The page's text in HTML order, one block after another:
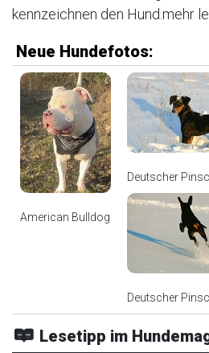
kennzeichnen den Hund. mehr
Neue Hundefotos:
American Bulldog
Deutscher
Deutscher
Lesetipp im